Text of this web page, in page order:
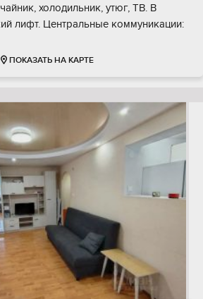
холодильник, утюг, ТВ. В
лифт. Центральные коммуникации:
ПОКАЗАТЬ НА КАРТЕ